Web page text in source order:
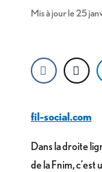
Mis à jour le 25
fil-social.com
Dans la droite
de la Fnim,